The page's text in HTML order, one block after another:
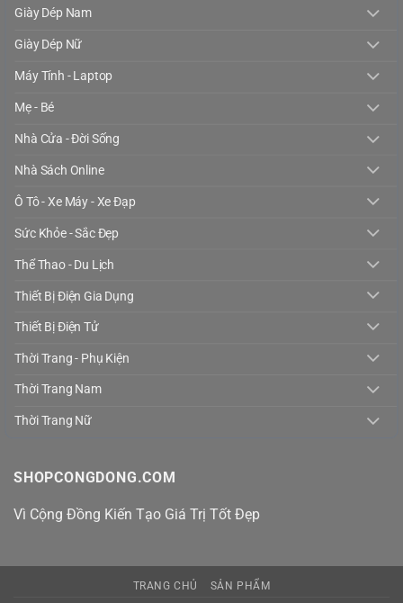
Giày Dép Nam
Giày Dép Nữ
Máy Tính - Laptop
Mẹ - Bé
Nhà Cửa - Đời Sống
Nhà Sách Online
Ô Tô - Xe Máy - Xe Đạp
Sức Khỏe - Sắc Đẹp
Thể Thao - Du Lịch
Thiết Bị Điện Gia Dụng
Thiết Bị Điện Tử
Thời Trang - Phụ Kiện
Thời Trang Nam
Thời Trang Nữ
SHOPCONGDONG.COM
Vì Cộng Đồng Kiến Tạo Giá Trị Tốt Đẹp
TRANG CHỦ SẢN PHẨM